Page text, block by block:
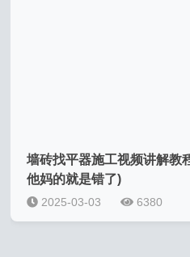
墙砖找平器施工视频讲解教
他妈的就是错了)
2025-03-03 6380